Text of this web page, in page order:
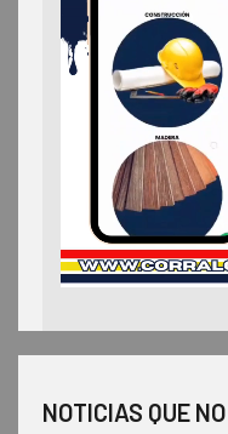
NOTICIAS QUE